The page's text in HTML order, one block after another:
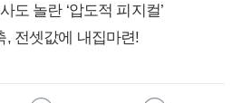
도 놀란 ‘압도적 피지컬’
, 전셋값에 내집마련!